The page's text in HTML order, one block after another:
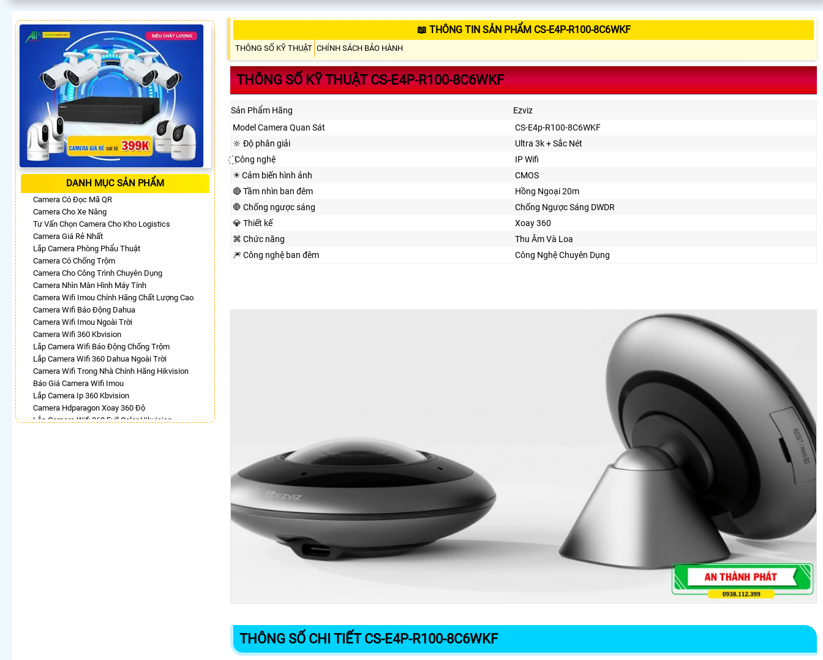
DANH MỤC SẢN PHẨM
Camera Có Đọc Mã QR
Camera Cho Xe Nâng
Tư Vấn Chọn Camera Cho Kho Logistics
Camera Giá Rẻ Nhất
Lắp Camera Phòng Phẩu Thuật
Camera Có Chống Trộm
Camera Cho Công Trình Chuyên Dụng
Camera Nhìn Màn Hình Máy Tính
Camera Wifi Imou Chính Hãng Chất Lượng Cao
Camera Wifi Báo Động Dahua
Camera Wifi Imou Ngoài Trời
Camera Wifi 360 Kbvision
Lắp Camera Wifi Báo Động Chống Trộm
Lắp Camera Wifi 360 Dahua Ngoài Trời
Camera Wifi Trong Nhà Chính Hãng Hikvision
Báo Giá Camera Wifi Imou
Lắp Camera Ip 360 Kbvision
Camera Hdparagon Xoay 360 Độ
Lắp Camera Wifi 360 Full Color Hikvision
📖 THÔNG TIN SẢN PHẨM CS-E4P-R100-8C6WKF
THÔNG SỐ KỸ THUẬT CHÍNH SÁCH BẢO HÀNH
THÔNG SỐ KỸ THUẬT CS-E4P-R100-8C6WKF
Sản Phẩm Hãng
Ezviz
Model Camera Quan Sát
CS-E4p-R100-8C6WKF
🔆 Độ phân giải
Ultra 3k + Sắc Nét
꙰ Công nghệ
IP Wifi
✴️ Cảm biến hình ảnh
CMOS
🔴 Tầm nhìn ban đêm
Hồng Ngoại 20m
🛑 Chống ngược sáng
Chống Ngược Sáng DWDR
💎 Thiết kế
Xoay 360
⌘ Chức năng
Thu Âm Và Loa
🎆 Công nghệ ban đêm
Công Nghệ Chuyên Dụng
THÔNG SỐ CHI TIẾT CS-E4P-R100-8C6WKF